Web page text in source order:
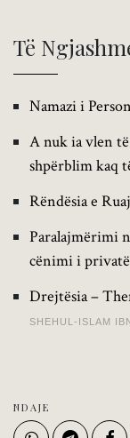
Të
Namazi i
A nuk ia vlen
shpërblim kaq
Rëndësia e
Paralajmërimi
cënimi i
Drejtësia –
SHEHUL-ISLAM
NDAJE